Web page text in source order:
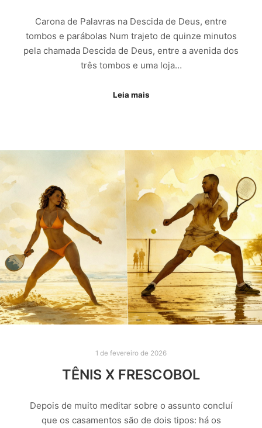
Carona de Palavras na Descida de Deus, entre
tombos e parábolas Num trajeto de quinze minutos
pela chamada Descida de Deus, entre a avenida dos
três tombos e uma loja…
Leia mais
1 de fevereiro de 2026
TÊNIS X FRESCOBOL
Depois de muito meditar sobre o assunto concluí
que os casamentos são de dois tipos: há os